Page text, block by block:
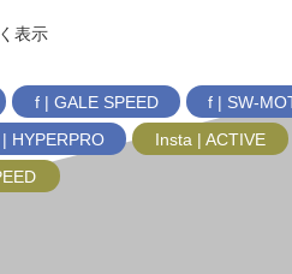
表示
f | GALE SPEED
f | SW-
HYPERPRO
Insta | ACTIVE